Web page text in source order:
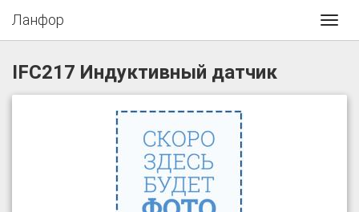
Ланфор
IFC217 Индуктивный датчик